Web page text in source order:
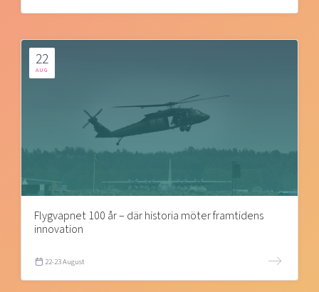
22
AUG
Flygvapnet 100 år – där historia möter framtidens
innovation
22-23 August